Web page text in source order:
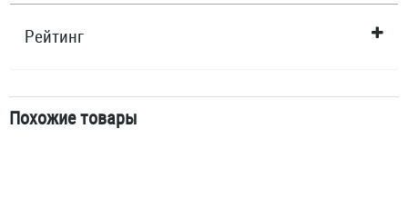
Рейтинг
Похожие товары